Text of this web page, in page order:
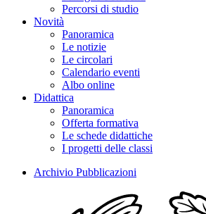
Percorsi di studio
Novità
Panoramica
Le notizie
Le circolari
Calendario eventi
Albo online
Didattica
Panoramica
Offerta formativa
Le schede didattiche
I progetti delle classi
Archivio Pubblicazioni